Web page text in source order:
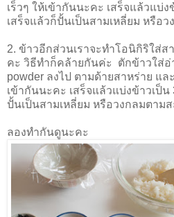
เร็วๆ ให้เข้ากันนะคะ เสร็จแล้วแบ่
เสร็จแล้วก็ปั้นเป็นสามเหลี่ยม หรือ
2. ข้าวอีกส่วนเราจะทำโอนิกิริใส่
คะ วิธีทำก็คล้ายกันค่ะ ตักข้าวใส่อ่
powder ลงไป ตามด้ายสาหร่าย แล
เข้ากันนะคะ เสร็จแล้วแบ่งข้าวเป็น
ปั้นเป็นสามเหลี่ยม หรือวงกลมตาม
ลองทำกันดูนะคะ